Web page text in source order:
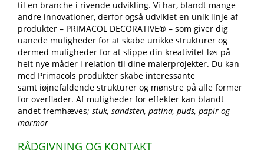
til en branche i rivende udvikling. Vi har, blandt mange
andre innovationer, derfor også udviklet en unik linje af
produkter – PRIMACOL DECORATIVE® – som giver dig
uanede muligheder for at skabe unikke strukturer og
dermed muligheder for at slippe din kreativitet løs på
helt nye måder i relation til dine malerprojekter. Du kan
med Primacols produkter skabe interessante
samt iøjnefaldende strukturer og mønstre på alle former
for overflader. Af muligheder for effekter kan blandt
andet fremhæves; stuk, sandsten, patina, puds, papir og
marmor
RÅDGIVNING OG KONTAKT